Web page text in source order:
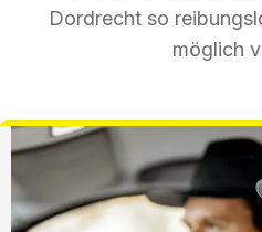
Dordrecht so
möglich